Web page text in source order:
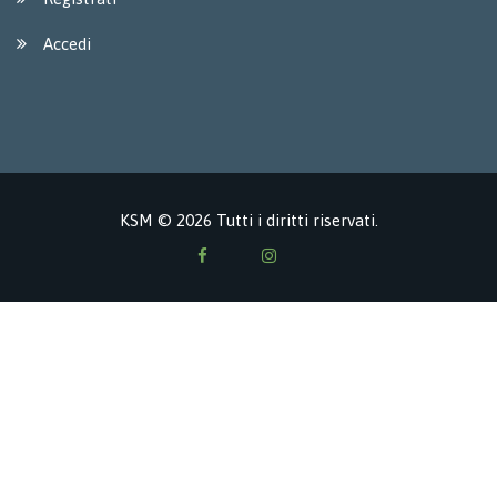
Accedi
KSM © 2026 Tutti i diritti riservati.